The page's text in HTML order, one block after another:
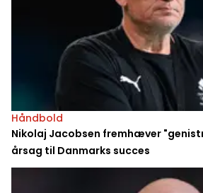
Håndbold
Nikolaj Jacobsen fremhæver
årsag til Danmarks succes